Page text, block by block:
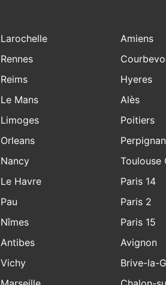
Larochelle
Rennes
Reims
Le Mans
Limoges
Orleans
Nancy
Le Havre
Pau
Nîmes
Antibes
Amiens
Hyeres
Alès
Poitiers
Perpignan
Toulouse
Paris 14
Paris 2
Paris 15
Avignon
Vichy
Brive-la-